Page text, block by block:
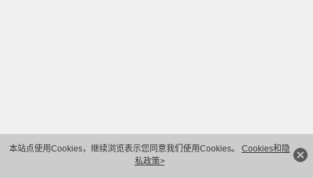
本站点使用Cookies，继续浏览表示您同意我们使用Cookies。 Cookies和隐
私政策>